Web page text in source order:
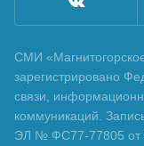
СМИ
зарегистрировано
связи,
коммуникаций.
ЭЛ № ФС77-77805 от